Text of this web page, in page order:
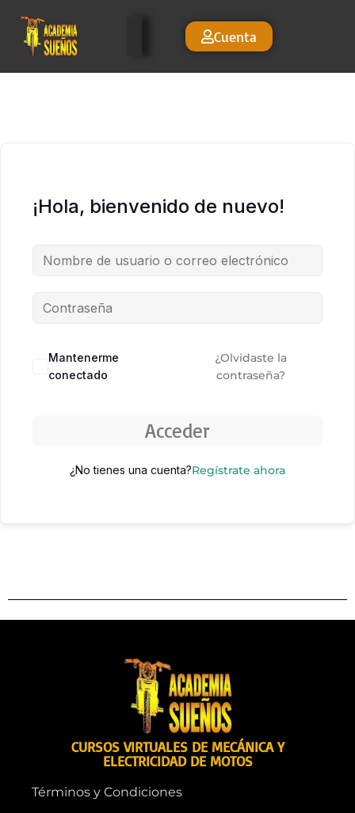
Cuenta
¡Hola, bienvenido de nuevo!
Mantenerme
conectado
¿Olvidaste la
contraseña?
Acceder
¿No tienes una cuenta?Regístrate ahora
CURSOS VIRTUALES DE MECÁNICA Y
ELECTRICIDAD DE MOTOS
Términos y Condiciones